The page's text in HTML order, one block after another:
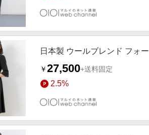
日本製 ウールブレンド フォ
￥27,500+送料固定
2.5%